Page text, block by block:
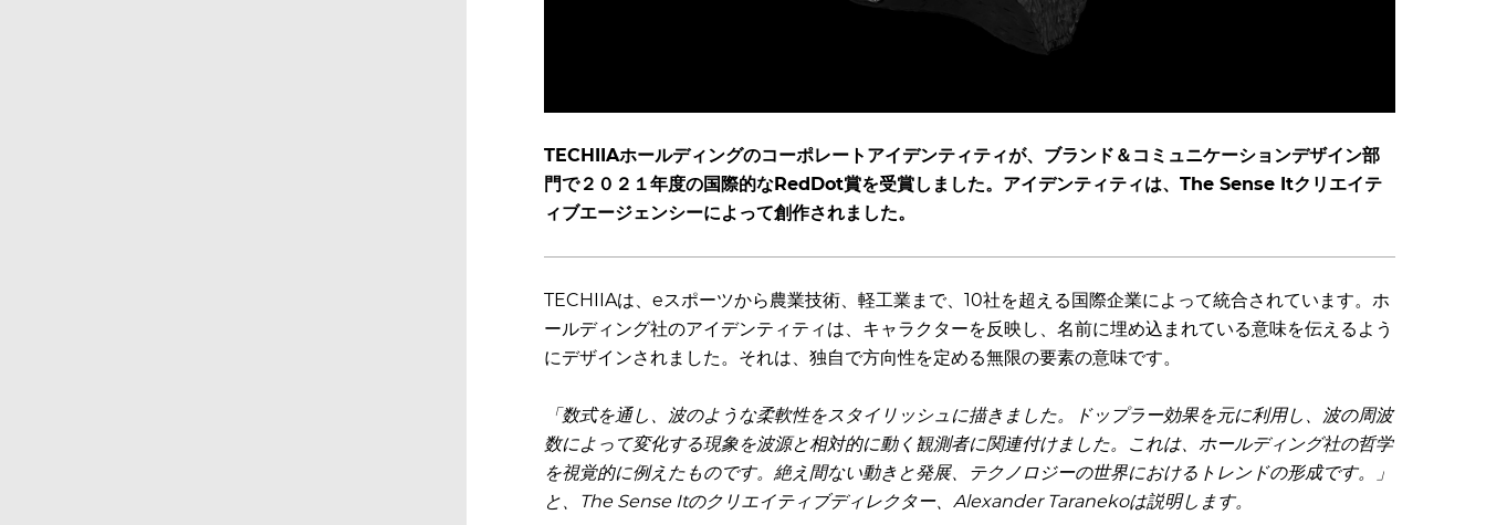
TECHIIAホールディングのコーポレートアイデンティティが、ブランド＆コミュニケーションデザイン部
門で２０２１年度の国際的なRedDot賞を受賞しました。アイデンティティは、The Sense Itクリエイテ
ィブエージェンシーによって創作されました。
TECHIIAは、eスポーツから農業技術、軽工業まで、10社を超える国際企業によって統合されています。ホ
ールディング社のアイデンティティは、キャラクターを反映し、名前に埋め込まれている意味を伝えるよう
にデザインされました。それは、独自で方向性を定める無限の要素の意味です。
「数式を通し、波のような柔軟性をスタイリッシュに描きました。ドップラー効果を元に利用し、波の周波
数によって変化する現象を波源と相対的に動く観測者に関連付けました。これは、ホールディング社の哲学
を視覚的に例えたものです。絶え間ない動きと発展、テクノロジーの世界におけるトレンドの形成です。」
と、The Sense Itのクリエイティブディレクター、Alexander Taranekoは説明します。